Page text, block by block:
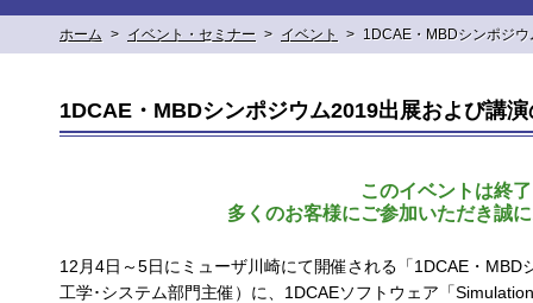
ホーム > イベント・セミナー > イベント > 1DCAE・MBDシンポジ
1DCAE・MBDシンポジウム2019出展および講
このイベントは終
多くのお客様にご参加いただき誠
12月4日～5日に ミューザ川崎にて開催される「1DCAE・MBD
工学･システム部門主催） に、1DCAEソフトウェア「